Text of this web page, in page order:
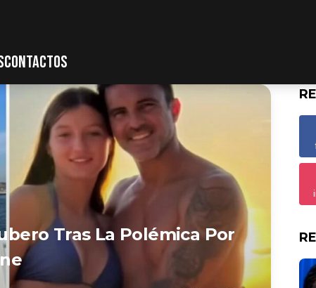
CONTACTOS
Tras La Polémica Por